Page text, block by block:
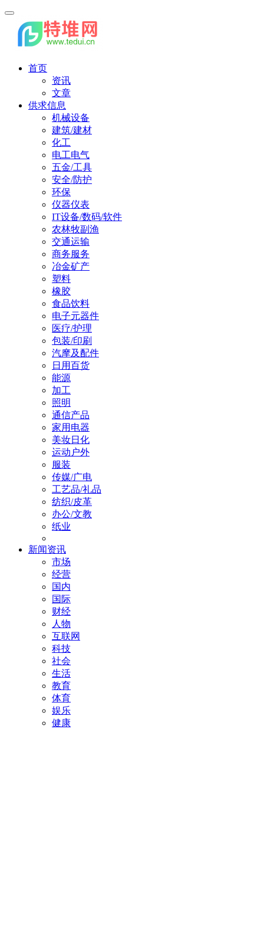
首页
资讯
文章
供求信息
机械设备
建筑/建材
化工
电工电气
五金/工具
安全/防护
环保
仪器仪表
IT设备/数码/软件
农林牧副渔
交通运输
商务服务
冶金矿产
塑料
橡胶
食品饮料
电子元器件
医疗/护理
包装/印刷
汽摩及配件
日用百货
能源
加工
照明
通信产品
家用电器
美妆日化
运动户外
服装
传媒/广电
工艺品/礼品
纺织/皮革
办公/文教
纸业
新闻资讯
市场
经营
国内
国际
财经
人物
互联网
科技
社会
生活
教育
体育
娱乐
健康